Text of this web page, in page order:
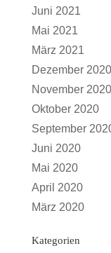
Juni 2021
Mai 2021
März 2021
Dezember 2020
November 2020
Oktober 2020
September
Juni 2020
Mai 2020
April 2020
März 2020
Kategorien